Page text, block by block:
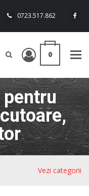
0723.517.862
0
Vezi categorii